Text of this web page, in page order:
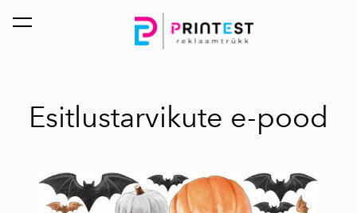
lisati ostukorvi. Vaata ostukorvi
Esitlustarvikute e-pood